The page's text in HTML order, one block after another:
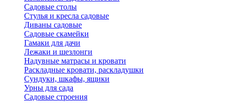
Садовые столы
Стулья и кресла садовые
Диваны садовые
Садовые скамейки
Гамаки для дачи
Лежаки и шезлонги
Надувные матрасы и кровати
Раскладные кровати, раскладушки
Сундуки, шкафы, ящики
Урны для сада
Садовые строения